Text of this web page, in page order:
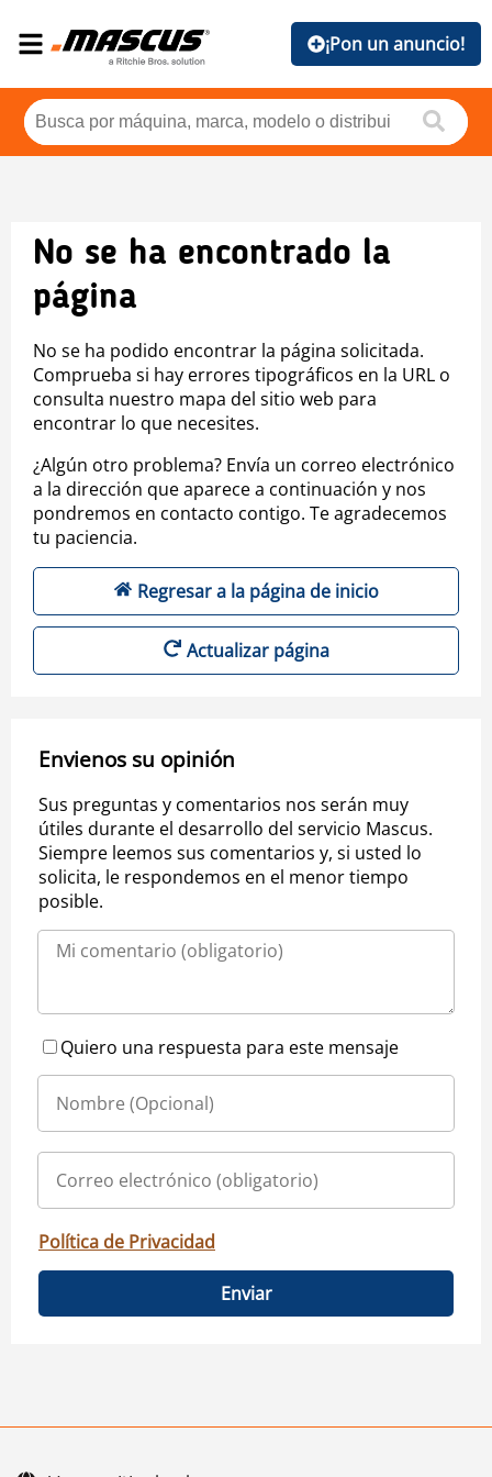
¡Pon un anuncio!
No se ha encontrado la
página
No se ha podido encontrar la página solicitada.
Comprueba si hay errores tipográficos en la URL o
consulta nuestro mapa del sitio web para
encontrar lo que necesites.
¿Algún otro problema? Envía un correo electrónico
a la dirección que aparece a continuación y nos
pondremos en contacto contigo. Te agradecemos
tu paciencia.
Regresar a la página de inicio
Actualizar página
Envienos su opinión
Sus preguntas y comentarios nos serán muy
útiles durante el desarrollo del servicio Mascus.
Siempre leemos sus comentarios y, si usted lo
solicita, le respondemos en el menor tiempo
posible.
Quiero una respuesta para este mensaje
Política de Privacidad
Enviar